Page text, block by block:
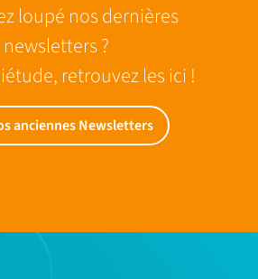
loupé nos dernières
newsletters ?
retrouvez les ici !
anciennes Newsletters